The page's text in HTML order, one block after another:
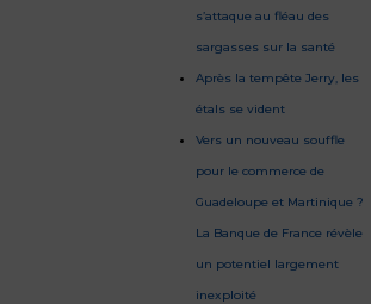
s’attaque au fléau des
sargasses sur la santé
Après la tempête Jerry, les
étals se vident
Vers un nouveau souffle
pour le commerce de
Guadeloupe et Martinique ?
La Banque de France révèle
un potentiel largement
inexploité